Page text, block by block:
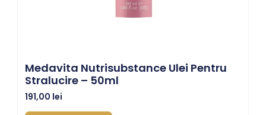
Medavita Nutrisubstance Ulei Pentru
Stralucire – 50ml
191,00 lei